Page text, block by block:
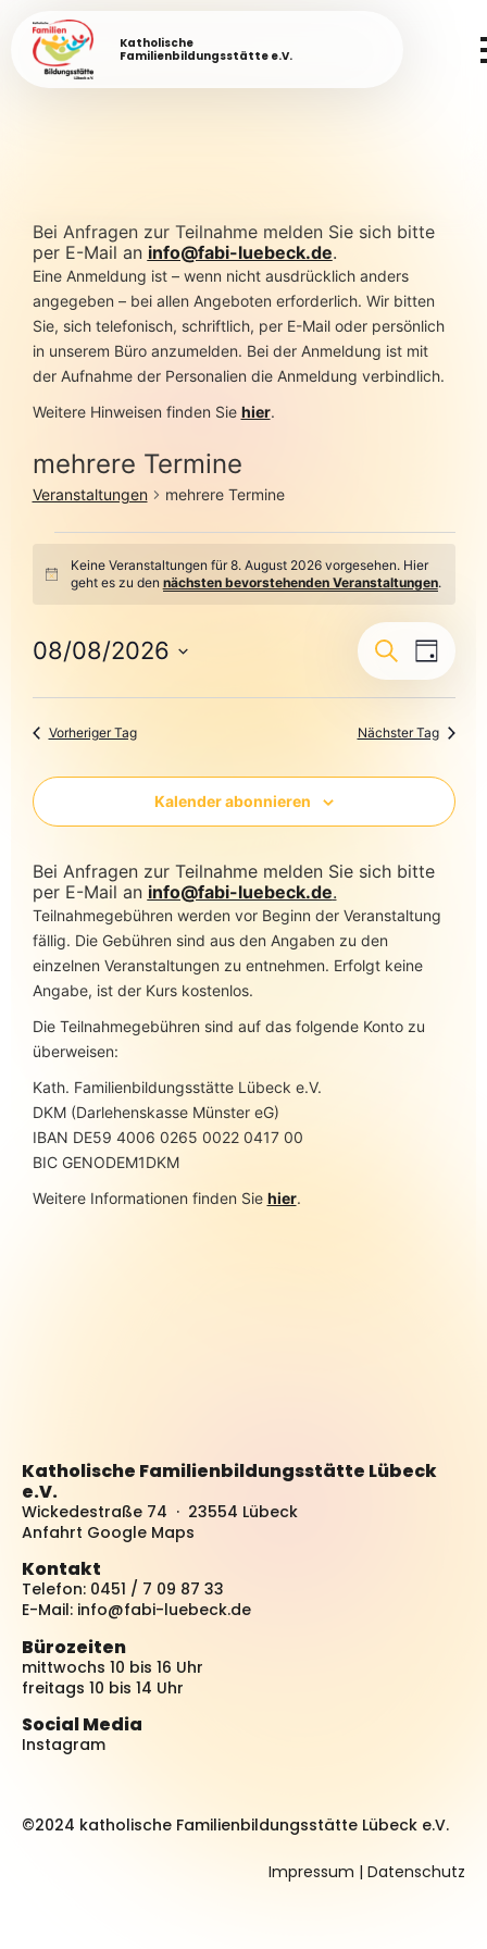
Katholische
Familienbildungsstätte e.V.
Bei Anfragen zur Teilnahme melden Sie sich bitte
per E-Mail an info@fabi-luebeck.de.
Eine Anmeldung ist – wenn nicht ausdrücklich anders
angegeben – bei allen Angeboten erforderlich. Wir bitten
Sie, sich telefonisch, schriftlich, per E-Mail oder persönlich
in unserem Büro anzumelden. Bei der Anmeldung ist mit
der Aufnahme der Personalien die Anmeldung verbindlich.
Weitere Hinweisen finden Sie hier.
mehrere Termine
Veranstaltungen mehrere Termine
Hinweis
Keine Veranstaltungen für 8. August 2026 vorgesehen. Hier
geht es zu den nächsten bevorstehenden Veranstaltungen.
Suche
SucheTag
08/08/2026
Vorheriger Tag Nächster Tag
Kalender abonnieren
Bei Anfragen zur Teilnahme melden Sie sich bitte
per E-Mail an info@fabi-luebeck.de.
Teilnahmegebühren werden vor Beginn der Veranstaltung
fällig. Die Gebühren sind aus den Angaben zu den
einzelnen Veranstaltungen zu entnehmen. Erfolgt keine
Angabe, ist der Kurs kostenlos.
Die Teilnahmegebühren sind auf das folgende Konto zu
überweisen:
Kath. Familienbildungsstätte Lübeck e.V.
DKM (Darlehenskasse Münster eG)
IBAN DE59 4006 0265 0022 0417 00
BIC GENODEM1DKM
Weitere Informationen finden Sie hier.
Katholische Familienbildungsstätte Lübeck
e.V.
Wickedestraße 74 · 23554 Lübeck
Anfahrt Google Maps
Kontakt
Telefon: 0451 / 7 09 87 33
E-Mail: info@fabi-luebeck.de
Bürozeiten
mittwochs 10 bis 16 Uhr
freitags 10 bis 14 Uhr
Social Media
Instagram
©2024 katholische Familienbildungsstätte Lübeck e.V.
Impressum | Datenschutz